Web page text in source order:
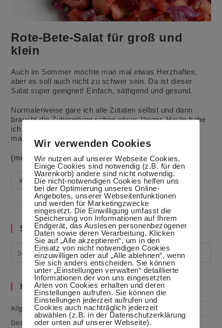
Rote-Bete-Salat für groß und
klein
Auch im Sommer möchte man mal etwas Herzhaftes,
aber es soll auch nicht zu schwer sein. Da ist dieser
Salat super geeignet! Einfach, sättigend und gesund.
Normalerweise gare ich alle Zutaten selbst und dann
braucht die Zubereitung schon etwas länger. Heute habe
ich nur die Kartoffeln gedämpft und den Kohl kurz
mariniert.
(mehr …)
WeiterlesenRote-
Bete-
Salat
Für
Groß
Und
Klein
Suche im Blog
Kategorien
Allgemein
Dessert
Wir verwenden Cookies
Wir nutzen auf unserer Webseite Cookies.
Einige Cookies sind notwendig (z.B. für den
Warenkorb) andere sind nicht notwendig.
Die nicht-notwendigen Cookies helfen uns
bei der Optimierung unseres Online-
Angebotes, unserer Webseitenfunktionen
und werden für Marketingzwecke
eingesetzt. Die Einwilligung umfasst die
Speicherung von Informationen auf Ihrem
Endgerät, das Auslesen personenbezogener
Daten sowie deren Verarbeitung. Klicken
Sie auf „Alle akzeptieren“, um in den
Einsatz von nicht notwendigen Cookies
einzuwilligen oder auf „Alle ablehnen“, wenn
Sie sich anders entscheiden. Sie können
unter „Einstellungen verwalten“ detaillierte
Informationen der von uns eingesetzten
Arten von Cookies erhalten und deren
Einstellungen aufrufen. Sie können die
Einstellungen jederzeit aufrufen und
Cookies auch nachträglich jederzeit
abwählen (z.B. in der Datenschutzerklärung
oder unten auf unserer Webseite).